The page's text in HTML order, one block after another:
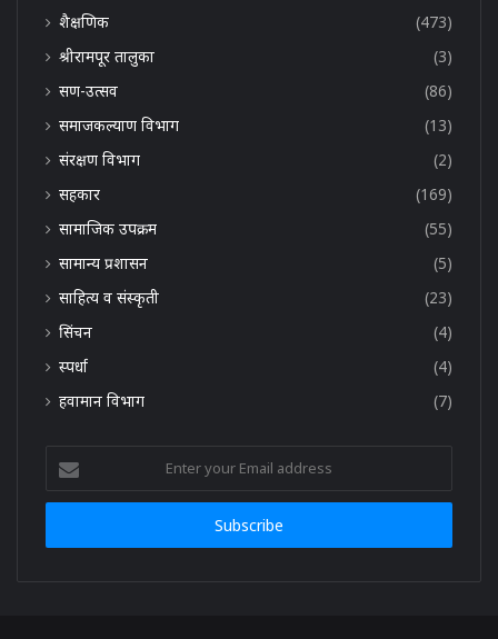
शैक्षणिक
(473)
श्रीरामपूर तालुका
(3)
सण-उत्सव
(86)
समाजकल्याण विभाग
(13)
संरक्षण विभाग
(2)
सहकार
(169)
सामाजिक उपक्रम
(55)
सामान्य प्रशासन
(5)
साहित्य व संस्कृती
(23)
सिंचन
(4)
स्पर्धा
(4)
हवामान विभाग
(7)
your
Email